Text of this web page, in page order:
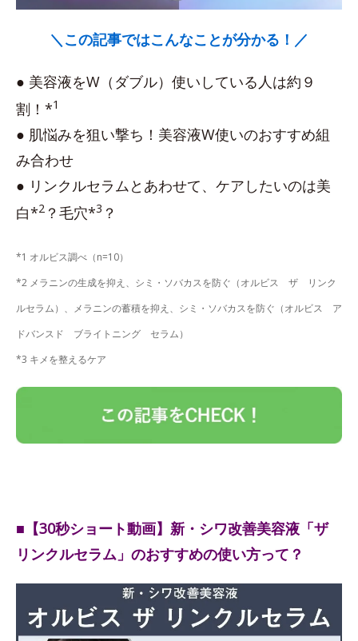
＼この記事ではこんなことが分かる！／
● 美容液をW（ダブル）使いしている人は約９
割！*1
● 肌悩みを狙い撃ち！美容液W使いのおすすめ組
み合わせ
● リンクルセラムとあわせて、ケアしたいのは美
白*2 ？毛穴*3 ？
*1 オルビス調べ（n=10）
*2 メラニンの生成を抑え、シミ・ソバカスを防ぐ（オルビス ザ リンク
ルセラム）、メラニンの蓄積を抑え、シミ・ソバカスを防ぐ（オルビス ア
ドバンスド ブライトニング セラム）
*3 キメを整えるケア
■【30秒ショート動画】新・シワ改善美容液「ザ
リンクルセラム」のおすすめの使い方って？